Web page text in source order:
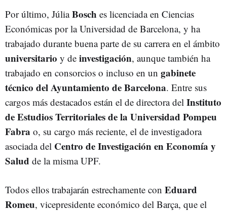
Por último, JúliaBosch es licenciada en Ciencias
Económicas por la Universidad de Barcelona, y ha
trabajado durante buena parte de su carrera en el ámbito
universitario y de investigación, aunque también ha
trabajado en consorcios o incluso en un gabinete
técnico del Ayuntamiento de Barcelona. Entre sus
cargos más destacados están el de directora del Instituto
de Estudios Territoriales de la Universidad Pompeu
Fabra o, su cargo más reciente, el de investigadora
asociada del Centro de Investigación en Economía y
Salud de la misma UPF.
Todos ellos trabajarán estrechamente con Eduard
Romeu, vicepresidente económico del Barça, que el